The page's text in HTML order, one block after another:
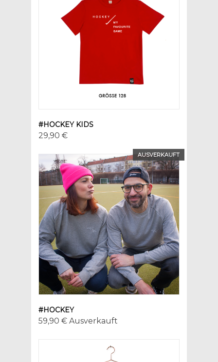
#HOCKEY KIDS
29,90 €
AUSVERKAUFT
#HOCKEY
59,90 € Ausverkauft